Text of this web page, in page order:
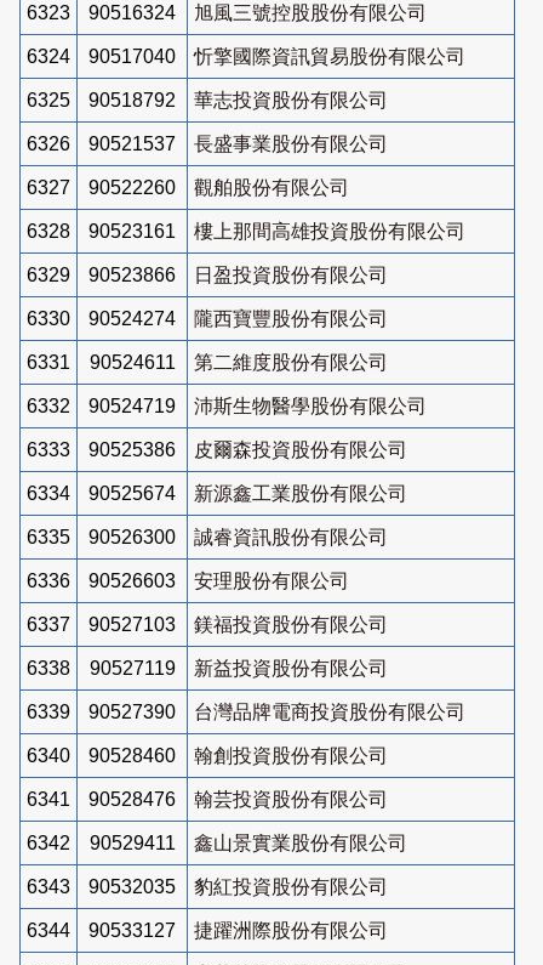
6323 90516324 旭風三號控股股份有限公司
6324 90517040 忻擎國際資訊貿易股份有限公司
6325 90518792 華志投資股份有限公司
6326 90521537 長盛事業股份有限公司
6327 90522260 觀舶股份有限公司
6328 90523161 樓上那間高雄投資股份有限公司
6329 90523866 日盈投資股份有限公司
6330 90524274 隴西寶豐股份有限公司
6331 90524611 第二維度股份有限公司
6332 90524719 沛斯生物醫學股份有限公司
6333 90525386 皮爾森投資股份有限公司
6334 90525674 新源鑫工業股份有限公司
6335 90526300 誠睿資訊股份有限公司
6336 90526603 安理股份有限公司
6337 90527103 鎂福投資股份有限公司
6338 90527119 新益投資股份有限公司
6339 90527390 台灣品牌電商投資股份有限公司
6340 90528460 翰創投資股份有限公司
6341 90528476 翰芸投資股份有限公司
6342 90529411 鑫山景實業股份有限公司
6343 90532035 豹紅投資股份有限公司
6344 90533127 捷躍洲際股份有限公司